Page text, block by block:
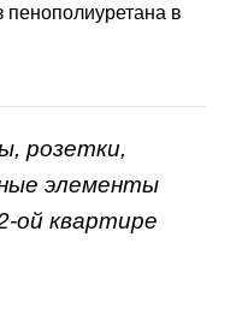
пенополиуретана в
розетки,
элементы
ой квартире